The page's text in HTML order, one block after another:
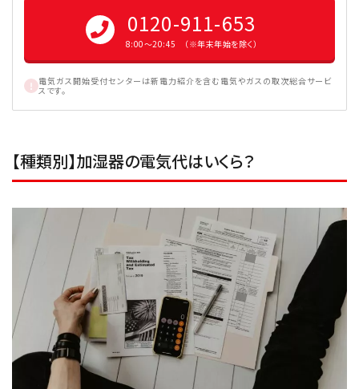
0120-911-653
8:00〜20:45 （※年末年始を除く）
電気ガス開始受付センターは新電力紹介を含む電気やガスの取次総合サービ
スです。
【種類別】加湿器の電気代はいくら？